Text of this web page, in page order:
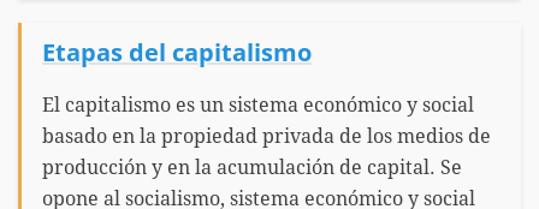
Etapas del capitalismo
El capitalismo es un sistema económico y social
basado en la propiedad privada de los medios de
producción y en la acumulación de capital. Se
opone al socialismo, sistema económico y social